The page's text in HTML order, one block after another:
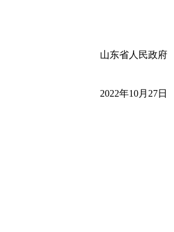
山东省人民政府
2022年10月27日